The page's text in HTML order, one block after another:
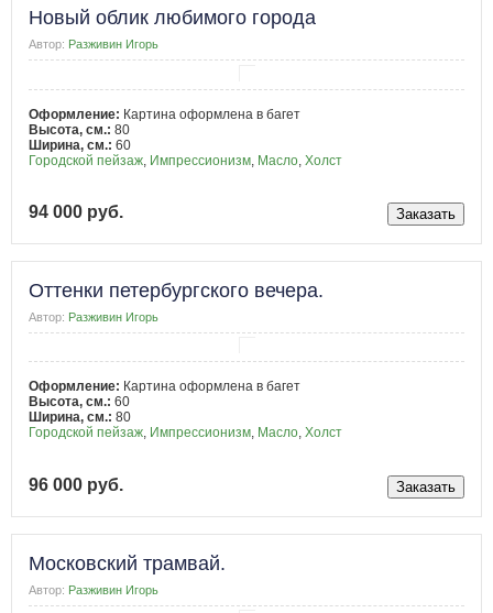
Новый облик любимого города
Автор: Разживин Игорь
Оформление: Картина оформлена в багет
Высота, см.: 80
Ширина, см.: 60
Городской пейзаж Импрессионизм Масло Холст
94 000 руб.
Оттенки петербургского вечера.
Автор: Разживин Игорь
Оформление: Картина оформлена в багет
Высота, см.: 60
Ширина, см.: 80
Городской пейзаж, Импрессионизм, Масло, Холст
96 000 руб.
Московский трамвай.
Автор: Разживин Игорь